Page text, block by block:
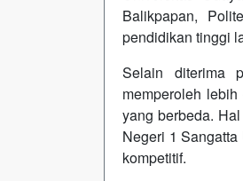
Balikpapan,
pendidikan tinggi
Selain diterima
memperoleh
yang berbeda.
Negeri 1
kompetitif.